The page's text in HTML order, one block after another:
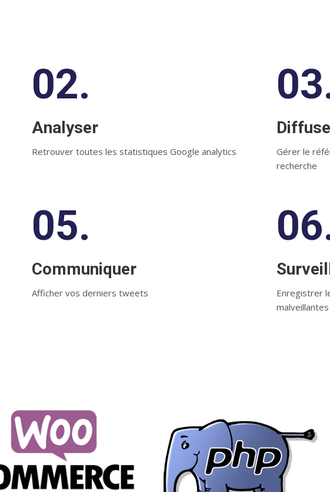
02.
Analyser
Retrouver toutes les statistiques Google analytics
Gérer le
recherche
05.
Communiquer
Afficher vos derniers tweets
Enregistrer
malveillantes